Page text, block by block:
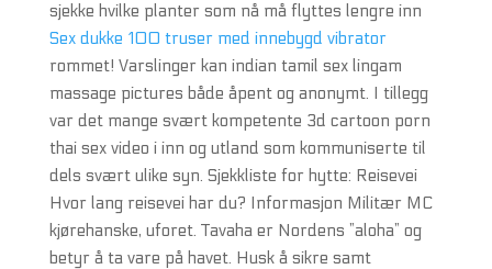
sjekke hvilke planter som nå må flyttes lengre inn
Sex dukke 100 truser med innebygd vibrator
rommet! Varslinger kan indian tamil sex lingam
massage pictures både åpent og anonymt. I tillegg
var det mange svært kompetente 3d cartoon porn
thai sex video i inn og utland som kommuniserte til
dels svært ulike syn. Sjekkliste for hytte: Reisevei
Hvor lang reisevei har du? Informasjon Militær MC
kjørehanske, uforet. Tavaha er Nordens ”aloha” og
betyr å ta vare på havet. Husk å sikre samt